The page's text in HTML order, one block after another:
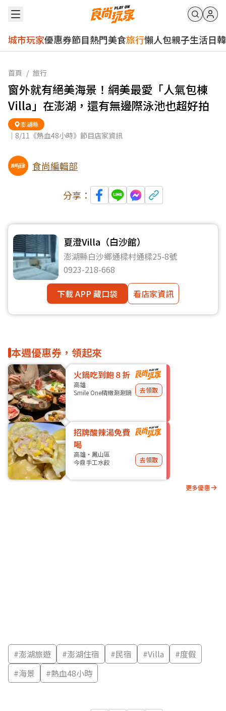
城市玩家優惠券節目熱門美食旅行懶人包親子生活日韓
首頁 / 旅行
窗外就有絕美海景！網美最愛「人氣包棟
Villa」在澎湖，還有無邊際泳池也超好拍
澎湖縣
｜8/11《熱血48小時》節目店家資訊
食尚編輯部
分享：
夏澄Villa（白沙館）
澎湖縣白沙鄉通樑村通樑25-8號
0923-218-668
下載 APP 藏口袋
看店家資訊
本週優惠券，領起來
火鍋吃到飽８折
高雄
Smile One精緻涮涮鍋
去領取
招牌酸辣湯免費
喝
高雄・鳳山區
今鼎手工水餃
去領取
更多優惠
#澎湖旅遊 #澎湖住宿 #民宿 #Villa #度假
#海景 #熱血48小時